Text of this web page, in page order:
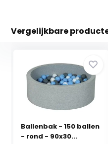
Vergelijkbare
Ballenbak - 150 ballen
- rond - 90x30...